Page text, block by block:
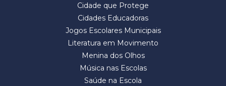
Cidade que Protege
Cidades Educadoras
Jogos Escolares Municipais
Literatura em Movimento
Menina dos Olhos
Música nas Escolas
Saúde na Escola